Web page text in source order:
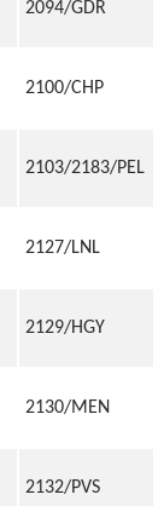
2094/GDR
2100/CHP
2103/2183/PEL
2127/LNL
2129/HGY
2130/MEN
2132/PVS